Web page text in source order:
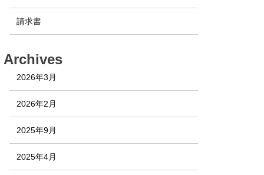
請求書
Archives
2026年3月
2026年2月
2025年9月
2025年4月